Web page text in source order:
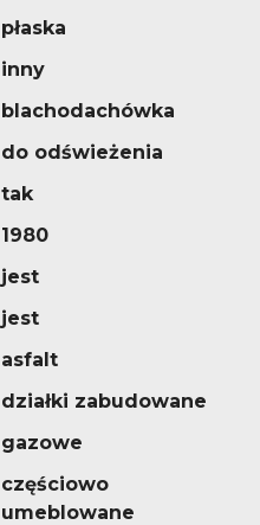
płaska
inny
blachodachówka
do odświeżenia
tak
1980
jest
jest
asfalt
działki zabudowane
gazowe
częściowo
umeblowane